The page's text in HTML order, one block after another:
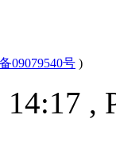
09079540号 )
,